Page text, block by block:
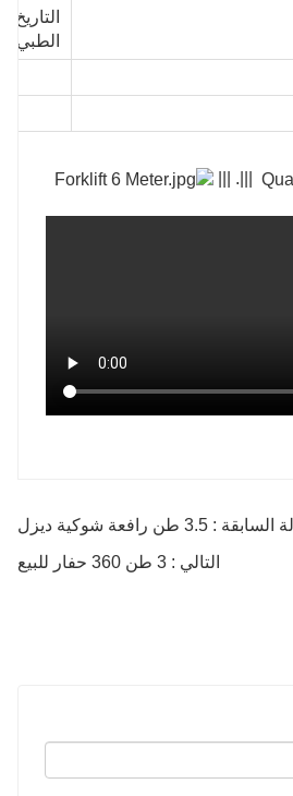
التاريخ
الطبي
|||. |||
: 3.5 طن رافعة شوكية ديزل
التالي : 3 طن 360 حفار للبيع